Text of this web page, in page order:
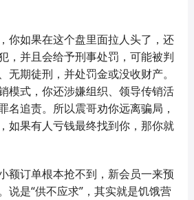
你如果在这个盘里面拉人头了，还
，并且会给予刑事处罚，可能被判
无期徒刑，并处罚金或没收财产。
模式，你还涉嫌组织、领导传销活
名追责。所以震哥劝你远离骗局，
如果有人亏钱最终找到你，那你就
额订单根本抢不到，新会员一来预
说是“供不应求”，其实就是饥饿营